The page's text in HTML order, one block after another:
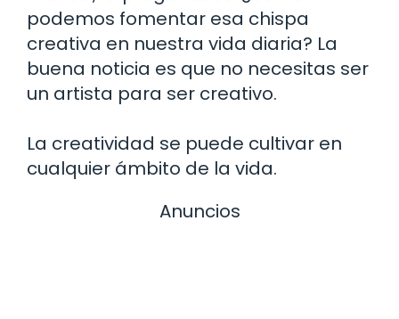
podemos fomentar esa chispa
creativa en nuestra vida diaria? La
buena noticia es que no necesitas ser
un artista para ser creativo.
La creatividad se puede cultivar en
cualquier ámbito de la vida.
Anuncios